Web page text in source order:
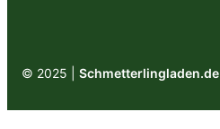
© 2025 | Schmetterlingladen.de